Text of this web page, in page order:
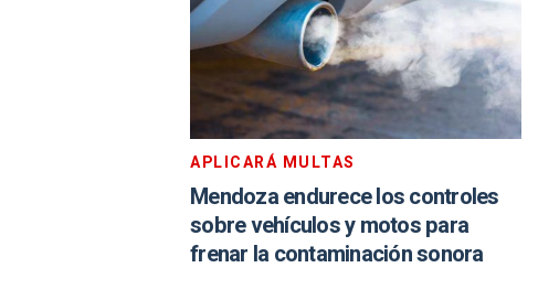
APLICARÁ MULTAS
Mendoza endurece los controles
sobre vehículos y motos para
frenar la contaminación sonora